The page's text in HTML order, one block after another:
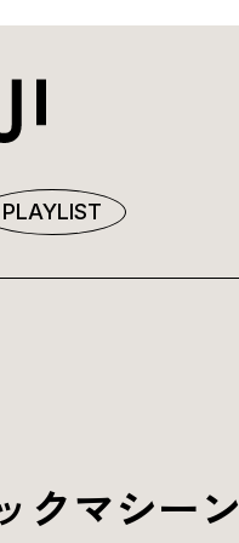
PLAYLIST
クマシーン